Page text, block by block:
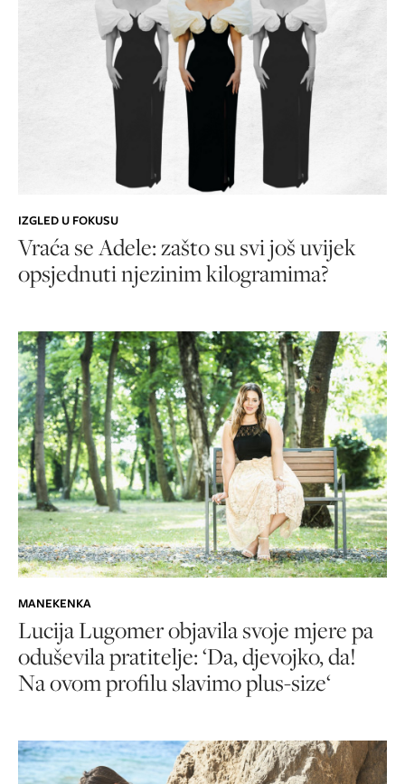
IZGLED U FOKUSU
Vraća se Adele: zašto su svi još uvijek
opsjednuti njezinim kilogramima?
MANEKENKA
Lucija Lugomer objavila svoje mjere pa
oduševila pratitelje: ‘Da, djevojko, da!
Na ovom profilu slavimo plus-size‘